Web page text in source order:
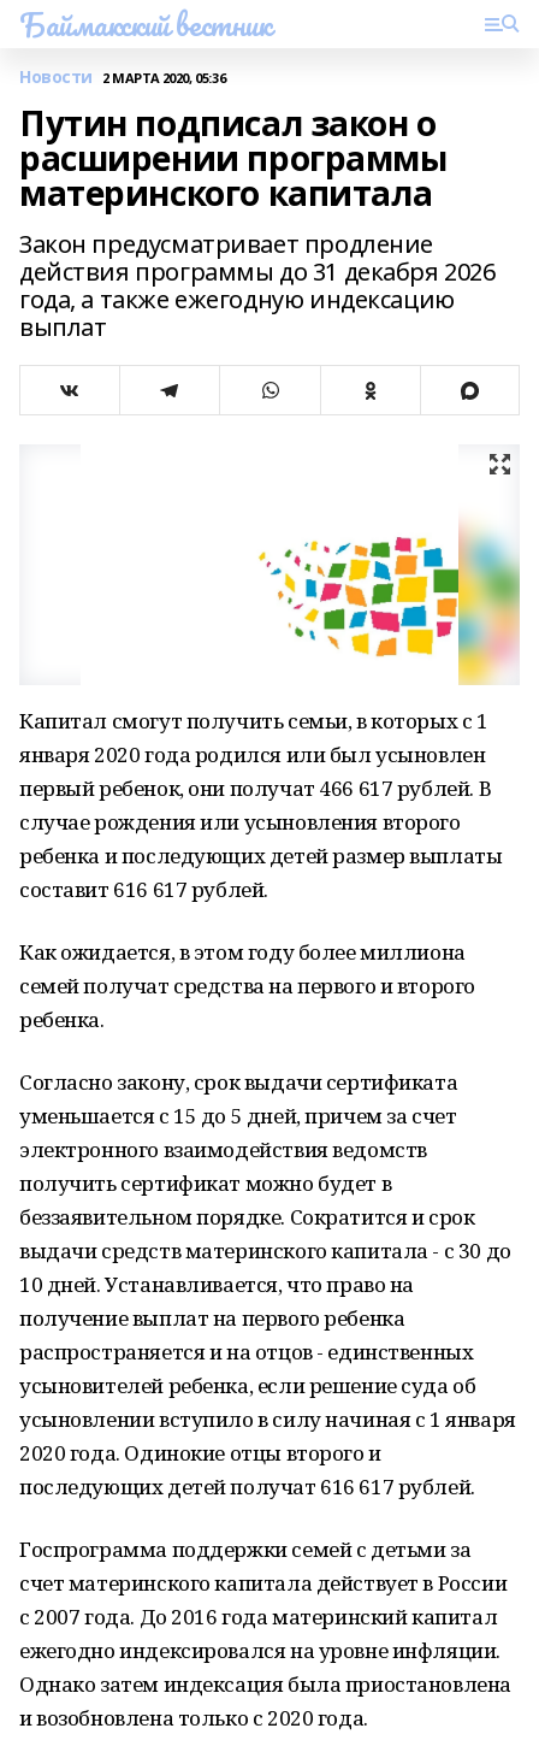
Баймакский вестник
Новости 2 МАРТА 2020, 05:36
Путин подписал закон о
расширении программы
материнского капитала
Закон предусматривает продление
действия программы до 31 декабря 2026
года, а также ежегодную индексацию
выплат
Капитал смогут получить семьи, в которых с 1
января 2020 года родился или был усыновлен
первый ребенок, они получат 466 617 рублей. В
случае рождения или усыновления второго
ребенка и последующих детей размер выплаты
составит 616 617 рублей.
Как ожидается, в этом году более миллиона
семей получат средства на первого и второго
ребенка.
Согласно закону, срок выдачи сертификата
уменьшается с 15 до 5 дней, причем за счет
электронного взаимодействия ведомств
получить сертификат можно будет в
беззаявительном порядке. Сократится и срок
выдачи средств материнского капитала - с 30 до
10 дней. Устанавливается, что право на
получение выплат на первого ребенка
распространяется и на отцов - единственных
усыновителей ребенка, если решение суда об
усыновлении вступило в силу начиная с 1 января
2020 года. Одинокие отцы второго и
последующих детей получат 616 617 рублей.
Госпрограмма поддержки семей с детьми за
счет материнского капитала действует в России
с 2007 года. До 2016 года материнский капитал
ежегодно индексировался на уровне инфляции.
Однако затем индексация была приостановлена
и возобновлена только с 2020 года.